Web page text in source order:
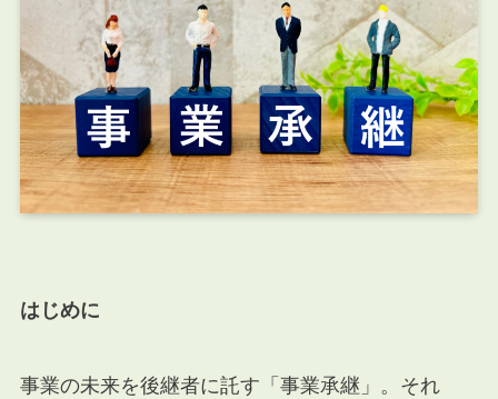
はじめに
事業の未来を後継者に託す「事業承継」。それ